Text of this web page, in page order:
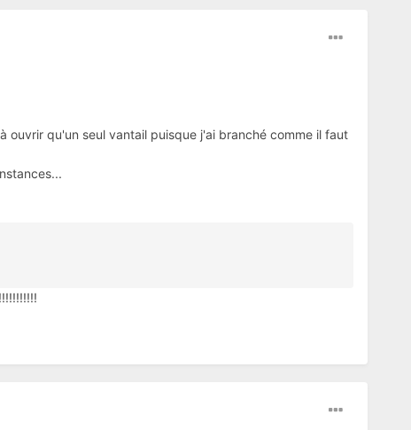
qu'un seul vantail puisque j'ai branché comme il faut